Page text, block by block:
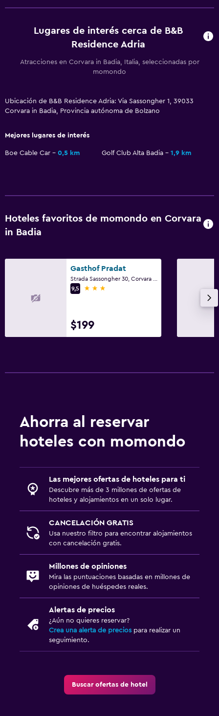
TV de pantalla plana
TV por cable o vía satélite
Terraza/patio
Jardín
Para no fumadores
Servicios y facilidades
Caja fuerte
Gimnasio
Gimnasio
Lugares de interés cerca de B&B
Residence Adria
Atracciones en Corvara in Badia, Italia, seleccionadas por
momondo
Ubicación de B&B Residence Adria: Via Sassongher 1, 39033
Corvara in Badia, Provincia autónoma de Bolzano
Mejores lugares de interés
Boe Cable Car 0,5 km Golf Club Alta Badia 1,9 km
Hoteles favoritos de momondo en Corvara
in Badia
Gasthof Pradat
9,5
3 estrellas
$199
Ahorra al reservar
hoteles con momondo
Las mejores ofertas de hoteles para ti
Descubre más de 3 millones de ofertas de
hoteles y alojamientos en un solo lugar.
CANCELACIÓN GRATIS
Usa nuestro filtro para encontrar alojamientos
con cancelación gratis.
Millones de opiniones
Mira las puntuaciones basadas en millones de
opiniones de huéspedes reales.
Alertas de precios
¿Aún no quieres reservar?
Crea una alerta de precios para realizar un
seguimiento.
Buscar ofertas de hotel